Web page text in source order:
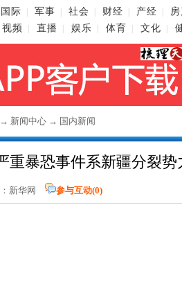
国际 军事 社会 财经 产经
视频 直播 娱乐 体育 文化
→ 新闻中心 → 国内新闻
重暴恐事件系新疆分裂
新华网 参与互动(0)